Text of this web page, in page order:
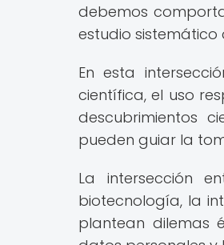
debemos
estudio
En esta
científica, el uso
descubrimientos
pueden guiar la
La intersección
biotecnología, la
plantean dilemas